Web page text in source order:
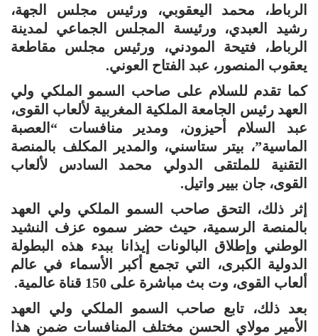
الرباط، محمد اليعقوبي، ورئيس مجلس الجهة،
رشيد العبدي، ورئيسة المجلس الجماعي لمدينة
الرباط، فتيحة المودني، ورئيس مجلس مقاطعة
يعقوب المنصور، عبد الفتاح العوني.
كما تقدم للسلام على صاحب السمو الملكي ولي
العهد رئيس الجامعة الملكية المغربية لألعاب القوى،
عبد السلام أحيزون، ومدير منافسات “العصبة
الماسية”، بيتر ستاسني، والمدير المكلف بالمنصة
التقنية للملتقى الدولي محمد السادس لألعاب
القوى، جان بيير واتيل.
إثر ذلك، التحق صاحب السمو الملكي ولي العهد
بالمنصة الرسمية، حيث حضر سموه عزف النشيد
الوطني وإطلاق البالونات إيذانا ببدء هذه البطولة
الدولية الكبرى، التي تجمع أكبر الأسماء في عالم
ألعاب القوى، وت بث مباشرة على 150 قناة عالمية.
بعد ذلك، تابع صاحب السمو الملكي ولي العهد
الأمير مولاي الحسن مختلف المنافسات ضمن هذا